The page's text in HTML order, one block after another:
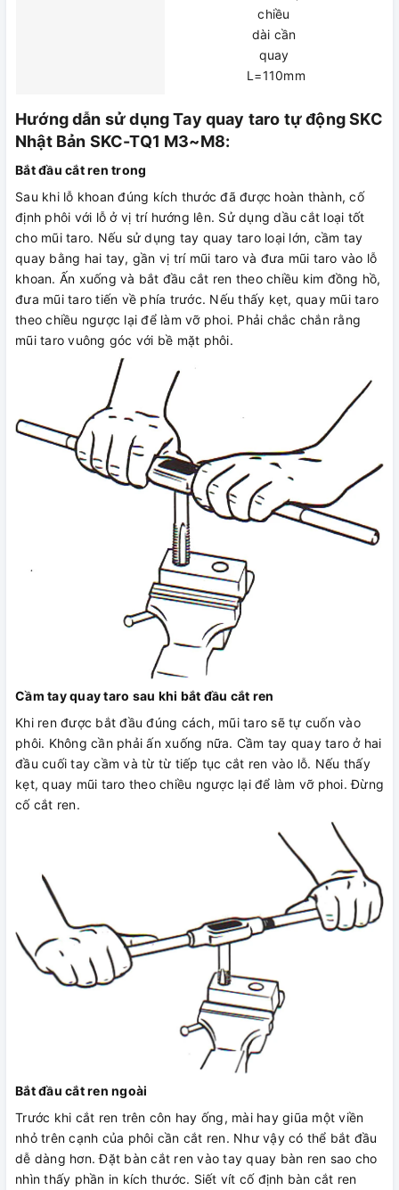
chiều
dài cần
quay
L=110mm
Hướng dẫn sử dụng Tay quay taro tự động SKC
Nhật Bản SKC-TQ1 M3~M8:
Bắt đầu cắt ren trong
Sau khi lỗ khoan đúng kích thước đã được hoàn thành, cố
định phôi với lỗ ở vị trí hướng lên. Sử dụng dầu cắt loại tốt
cho mũi taro. Nếu sử dụng tay quay taro loại lớn, cầm tay
quay bằng hai tay, gần vị trí mũi taro và đưa mũi taro vào lỗ
khoan. Ấn xuống và bắt đầu cắt ren theo chiều kim đồng hồ,
đưa mũi taro tiến về phía trước. Nếu thấy kẹt, quay mũi taro
theo chiều ngược lại để làm vỡ phoi. Phải chắc chắn rằng
mũi taro vuông góc với bề mặt phôi.
Cầm tay quay taro sau khi bắt đầu cắt ren
Khi ren được bắt đầu đúng cách, mũi taro sẽ tự cuốn vào
phôi. Không cần phải ấn xuống nữa. Cầm tay quay taro ở hai
đầu cuối tay cầm và từ từ tiếp tục cắt ren vào lỗ. Nếu thấy
kẹt, quay mũi taro theo chiều ngược lại để làm vỡ phoi. Đừng
cố cắt ren.
Bắt đầu cắt ren ngoài
Trước khi cắt ren trên côn hay ống, mài hay giũa một viền
nhỏ trên cạnh của phôi cần cắt ren. Như vậy có thể bắt đầu
dễ dàng hơn. Đặt bàn cắt ren vào tay quay bàn ren sao cho
nhìn thấy phần in kích thước. Siết vít cố định bàn cắt ren